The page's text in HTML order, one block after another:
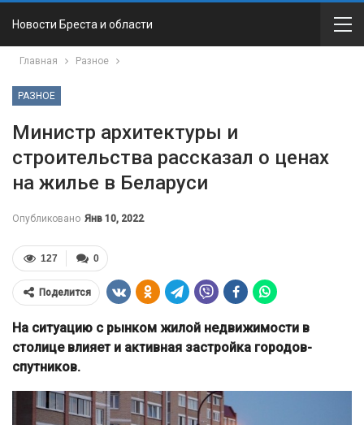
Новости Бреста и области
Главная Разное
РАЗНОЕ
Министр архитектуры и
строительства рассказал о ценах
на жилье в Беларуси
Опубликовано Янв 10, 2022
0
127
Поделится
На ситуацию с рынком жилой недвижимости в
столице влияет и активная застройка городов-
спутников.